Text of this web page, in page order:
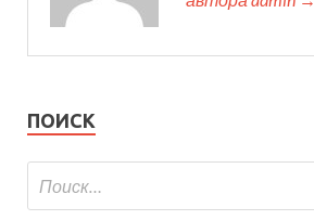
ПОИСК